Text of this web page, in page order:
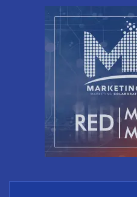
El riesgo oculto del